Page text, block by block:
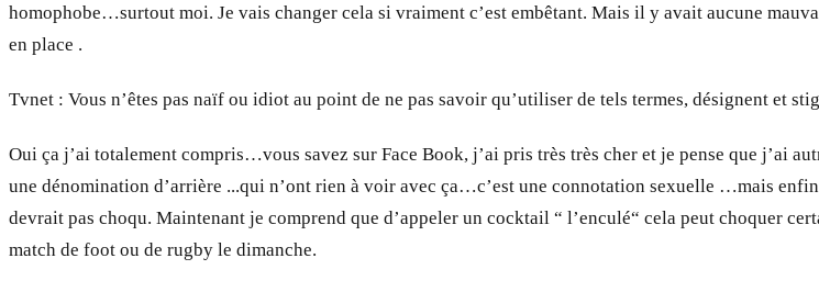
homophobe…surtout moi. Je vais changer cela si vraiment c’est embêtant. Mais il y avait aucune
en place .
Tvnet : Vous n’êtes pas naïf ou idiot au point de ne pas savoir qu’utiliser de tels termes, désignent et
Oui ça j’ai totalement compris…vous savez sur Face Book, j’ai pris très très cher et je pense que j’ai
une dénomination d’arrière ...qui n’ont rien à voir avec ça…c’est une connotation sexuelle …mais
devrait pas choqu. Maintenant je comprend que d’appeler un cocktail “ l’enculé“ cela peut choquer
match de foot ou de rugby le dimanche.